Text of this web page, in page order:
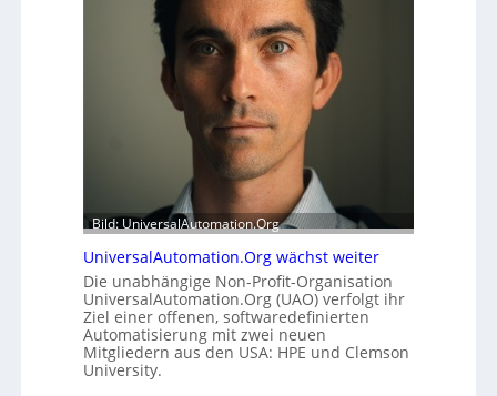
s
a
t
A
s
b
a
u
h
e
m
m
n
d
u
l
e
i
2
0
u
n
d
4
0
A
Bild: UniversalAutomation.Org
UniversalAutomation.Org wächst weiter
Die unabhängige Non-Profit-Organisation
UniversalAutomation.Org (UAO) verfolgt ihr
Ziel einer offenen, softwaredefinierten
Automatisierung mit zwei neuen
Mitgliedern aus den USA: HPE und Clemson
University.